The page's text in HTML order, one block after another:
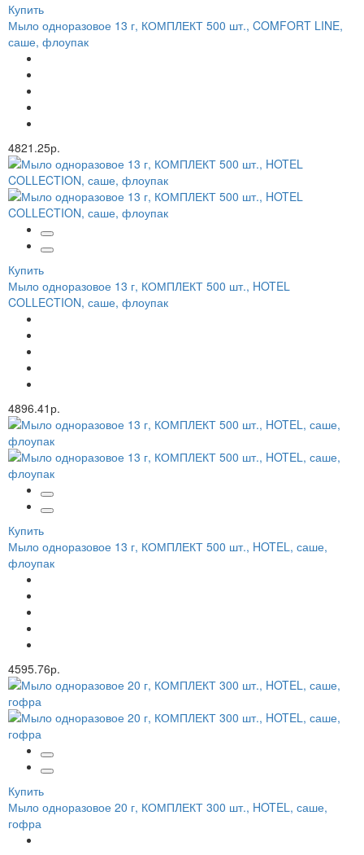
Купить
Мыло одноразовое 13 г, КОМПЛЕКТ 500 шт., COMFORT LINE,
саше, флоупак
4821.25р.
Купить
Мыло одноразовое 13 г, КОМПЛЕКТ 500 шт., HOTEL
COLLECTION, саше, флоупак
4896.41р.
Купить
Мыло одноразовое 13 г, КОМПЛЕКТ 500 шт., HOTEL, саше,
флоупак
4595.76р.
Купить
Мыло одноразовое 20 г, КОМПЛЕКТ 300 шт., HOTEL, саше,
гофра